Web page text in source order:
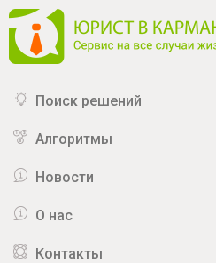
Поиск решений
Алгоритмы
Новости
О нас
Контакты
∆